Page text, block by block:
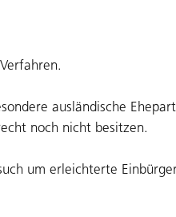
ausländische
noch nicht besitzen.
um erleichterte